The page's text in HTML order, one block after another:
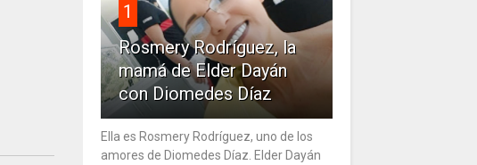
1
Rosmery Rodríguez, la
mamá de Elder Dayán
con Diomedes Díaz
Ella es Rosmery Rodríguez, uno de los
amores de Diomedes Díaz. Elder Dayán